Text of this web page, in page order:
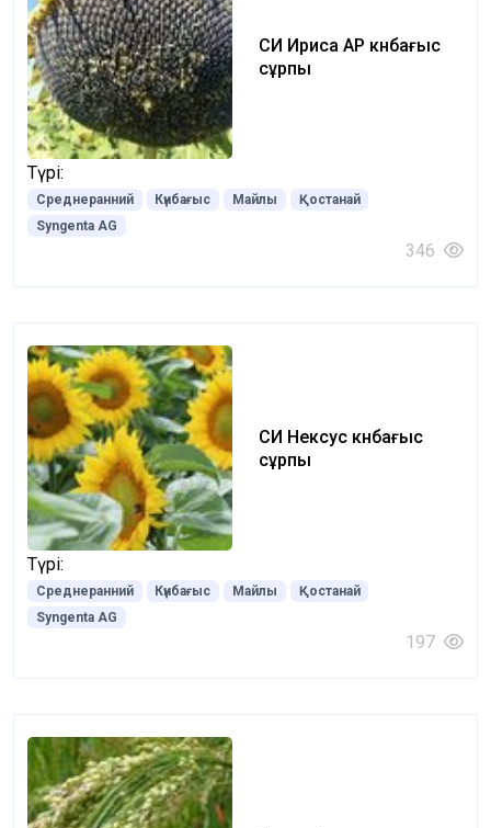
СИ Ириса АР күнбағыс
сұрпы
Түрі:
Среднеранний Күнбағыс Майлы
Қостанай
Syngenta AG
346
СИ Нексус күнбағыс
сұрпы
Түрі:
Среднеранний Күнбағыс Майлы
Қостанай
Syngenta AG
197